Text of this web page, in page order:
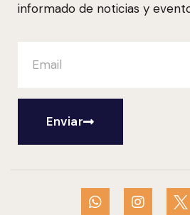
informado de noticias y
Enviar